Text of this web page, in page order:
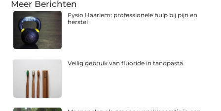
Meer Berichten
Fysio Haarlem: professionele hulp bij pijn en
herstel
Veilig gebruik van fluoride in tandpasta